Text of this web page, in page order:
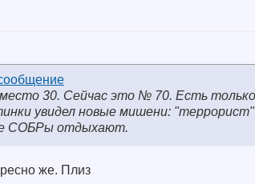
30. Сейчас это № 70. Есть
увидел новые мишени:
СОБРы отдыхают.
же. Плиз